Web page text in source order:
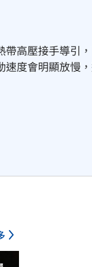
洲智庫；追蹤戰
採訪紀實，更是